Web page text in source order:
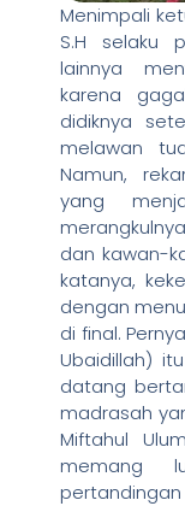
Menimpali
S.H selaku
lainnya
karena
didiknya
melawan
Namun,
yang
dan kawan-
katanya,
dengan
di final.
Ubaidillah)
datang
madrasah
Miftahul
memang